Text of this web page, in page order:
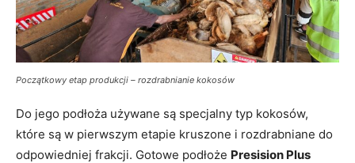
Początkowy etap produkcji – rozdrabnianie kokosów
Do jego podłoża używane są specjalny typ kokosów,
które są w pierwszym etapie kruszone i rozdrabniane do
odpowiedniej frakcji. Gotowe podłoże Presision Plus